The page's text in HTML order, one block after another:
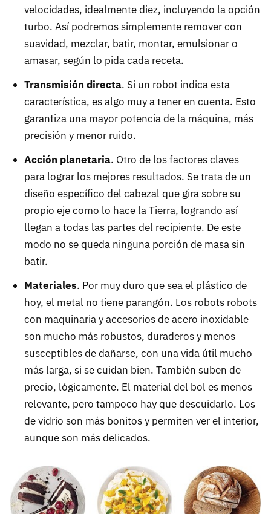
velocidades, idealmente diez, incluyendo la opción
turbo. Así podremos simplemente remover con
suavidad, mezclar, batir, montar, emulsionar o
amasar, según lo pida cada receta.
Transmisión directa. Si un robot indica esta
característica, es algo muy a tener en cuenta. Esto
garantiza una mayor potencia de la máquina, más
precisión y menor ruido.
Acción planetaria. Otro de los factores claves
para lograr los mejores resultados. Se trata de un
diseño específico del cabezal que gira sobre su
propio eje como lo hace la Tierra, logrando así
llegan a todas las partes del recipiente. De este
modo no se queda ninguna porción de masa sin
batir.
Materiales. Por muy duro que sea el plástico de
hoy, el metal no tiene parangón. Los robots robots
con maquinaria y accesorios de acero inoxidable
son mucho más robustos, duraderos y menos
susceptibles de dañarse, con una vida útil mucho
más larga, si se cuidan bien. También suben de
precio, lógicamente. El material del bol es menos
relevante, pero tampoco hay que descuidarlo. Los
de vidrio son más bonitos y permiten ver el interior,
aunque son más delicados.